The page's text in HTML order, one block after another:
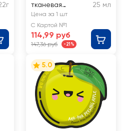
тканевая
TENZERO с
керамидами
25 мл
Цена за 1 шт
С Картой №1
114,99 руб
147,36 руб -21%
5.0